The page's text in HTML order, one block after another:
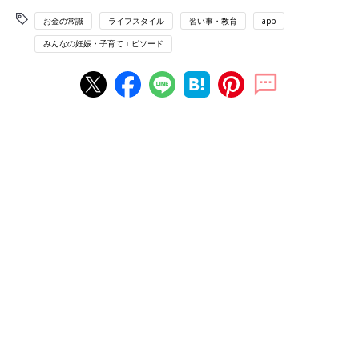
「小学校以降の金額が気になる。入学費用や習い事もいくつやら
せるか、金額を見て考えるつもり…」（ゆき）
物価も違うと思うので…。とくに中学以降の金額が気になりま
す」（むぎ）
お金の常識 ライフスタイル 習い事・教育 app
みんなの妊娠・子育てエピソード